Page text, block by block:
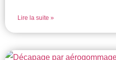
Lire la suite »